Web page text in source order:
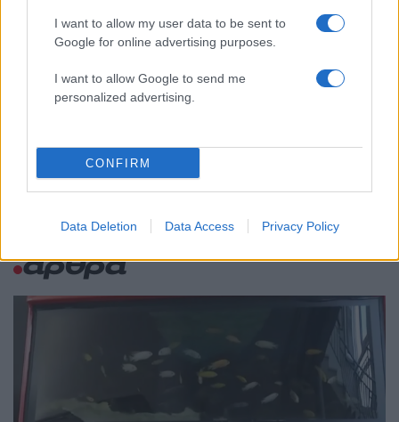
I want to allow my user data to be sent to
Google for online advertising purposes.
I want to allow Google to send me
personalized advertising.
CONFIRM
Data Deletion Data Access Privacy Policy
Σούπερ μάρκετ: Νέες μειώσεις τιμών –
916 προϊόντα στην εθνική πρωτοβουλία,
ΕΛΑΣ: Ο Αλέξης Δέδες ο πρώτος
υποψήφιος βουλευτής του κόμματος –
Ελλάδα: Περισσότερα
άρθρα